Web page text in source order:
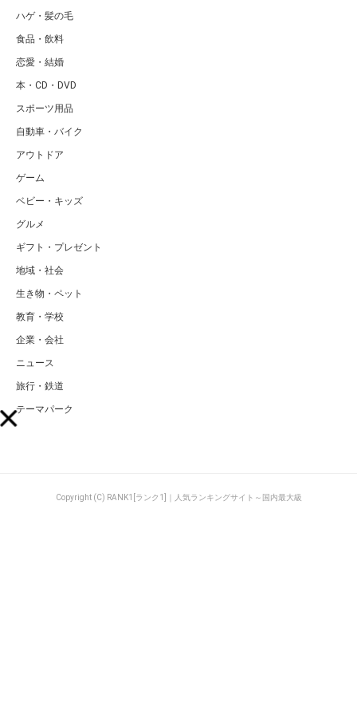
ハゲ・髪の毛
食品・飲料
恋愛・結婚
本・CD・DVD
スポーツ用品
自動車・バイク
アウトドア
ゲーム
ベビー・キッズ
グルメ
ギフト・プレゼント
地域・社会
生き物・ペット
教育・学校
企業・会社
ニュース
旅行・鉄道
テーマパーク
Copyright (C) RANK1[ランク1]｜人気ランキングサイト～国内最大級